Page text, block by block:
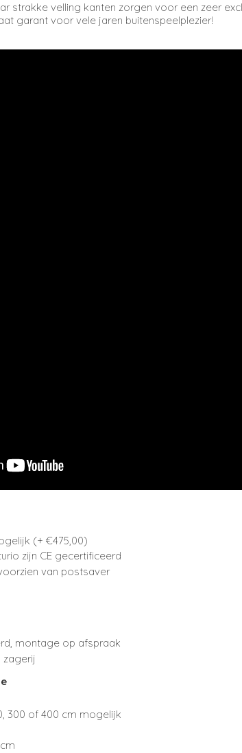
strakke velling kanten zorgen voor een zeer
garant voor vele jaren buitenspeelplezier!
(+ €475,00)
zijn CE gecertificeerd
van postsaver
montage op afspraak
zagerij
300 of 400 cm mogelijk